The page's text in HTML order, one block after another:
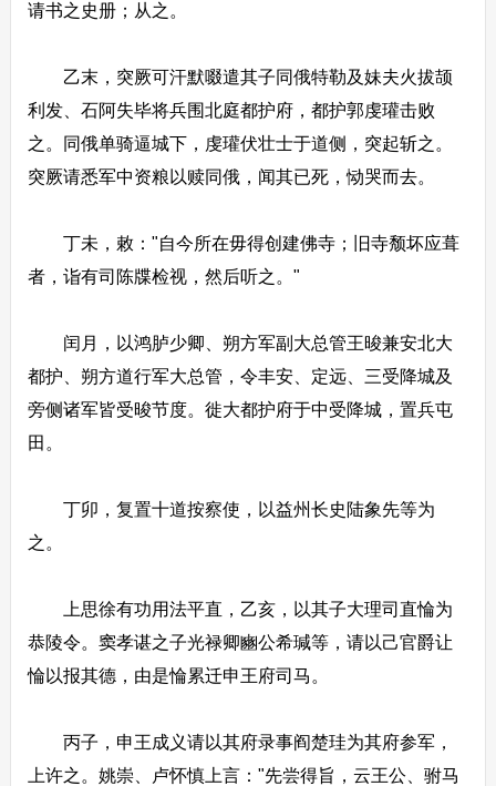
请书之史册；从之。
乙末，突厥可汗默啜遣其子同俄特勒及妹夫火拔颉
利发、石阿失毕将兵围北庭都护府，都护郭虔瓘击败
之。同俄单骑逼城下，虔瓘伏壮士于道侧，突起斩之。
突厥请悉军中资粮以赎同俄，闻其已死，恸哭而去。
丁未，敕："自今所在毋得创建佛寺；旧寺颓坏应葺
者，诣有司陈牒检视，然后听之。"
闰月，以鸿胪少卿、朔方军副大总管王晙兼安北大
都护、朔方道行军大总管，令丰安、定远、三受降城及
旁侧诸军皆受晙节度。徙大都护府于中受降城，置兵屯
田。
丁卯，复置十道按察使，以益州长史陆象先等为
之。
上思徐有功用法平直，乙亥，以其子大理司直惀为
恭陵令。窦孝谌之子光禄卿豳公希瑊等，请以己官爵让
惀以报其德，由是惀累迁申王府司马。
丙子，申王成义请以其府录事阎楚珪为其府参军，
上许之。姚崇、卢怀慎上言："先尝得旨，云王公、驸马